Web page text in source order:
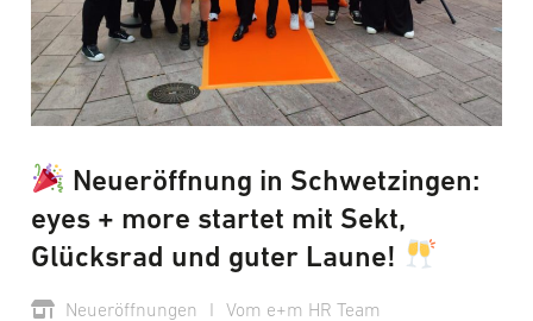
Neueröffnung in Schwetzingen:
eyes + more startet mit Sekt,
Glücksrad und guter Laune!
Neueröffnungen I Vom e+m HR Team